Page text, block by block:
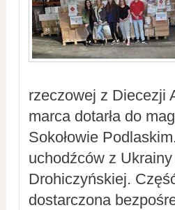
rzeczowej z Diecezji
marca dotarła do
Sokołowie
uchodźców z
Drohiczyńskiej.
dostarczona